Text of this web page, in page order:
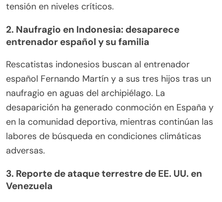
tensión en niveles críticos.
2. Naufragio en Indonesia: desaparece
entrenador español y su familia
Rescatistas indonesios buscan al entrenador
español Fernando Martín y a sus tres hijos tras un
naufragio en aguas del archipiélago. La
desaparición ha generado conmoción en España y
en la comunidad deportiva, mientras continúan las
labores de búsqueda en condiciones climáticas
adversas.
3. Reporte de ataque terrestre de EE. UU. en
Venezuela